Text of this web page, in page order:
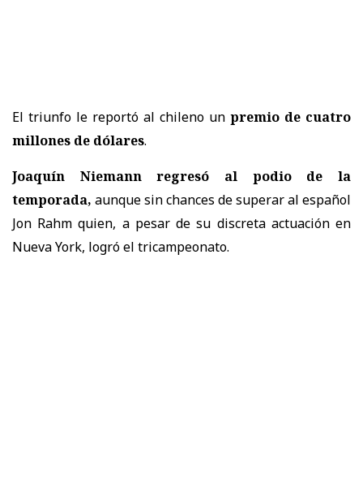
El triunfo le reportó al chileno un premio de cuatro
millones de dólares.
Joaquín Niemann regresó al podio de la
temporada, aunque sin chances de superar al español
Jon Rahm quien, a pesar de su discreta actuación en
Nueva York, logró el tricampeonato.